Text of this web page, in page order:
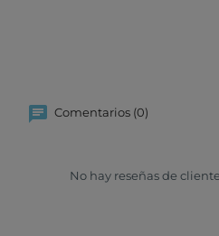
Comentarios (0)
No hay reseñas de